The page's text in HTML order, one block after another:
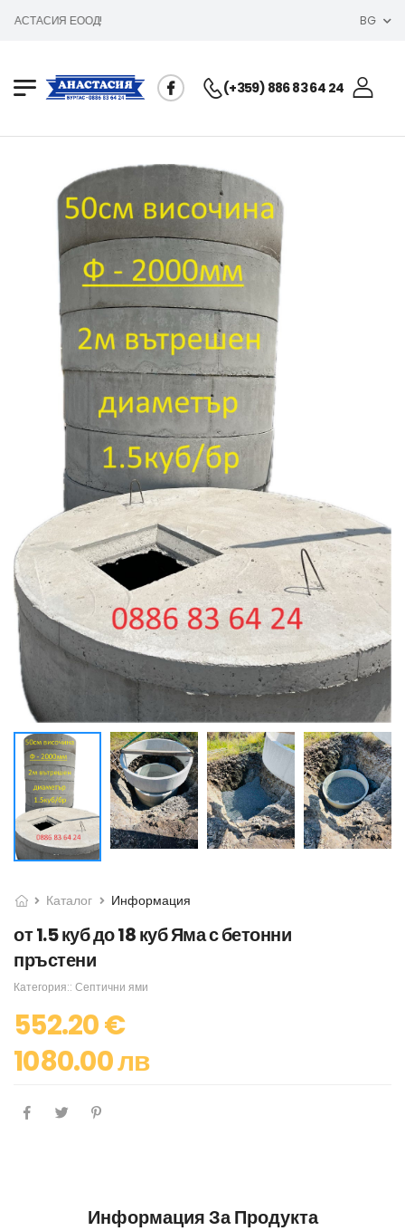
ЕООД! BG
(+359) 886 83 64 24
Каталог Информация
от 1.5 куб до 18 куб Яма с бетонни
пръстени
Категория:: Септични ями
552.20 €
1080.00 лв
Информация За Продукта